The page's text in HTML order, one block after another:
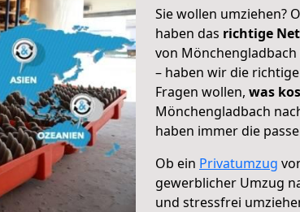
Sie wollen umziehen?
haben das richtige
von
– haben wir die
Fragen wollen, was
Mönchengladbach
haben immer die
Ob ein Privatumzug
gewerblicher Umzug
und stressfrei